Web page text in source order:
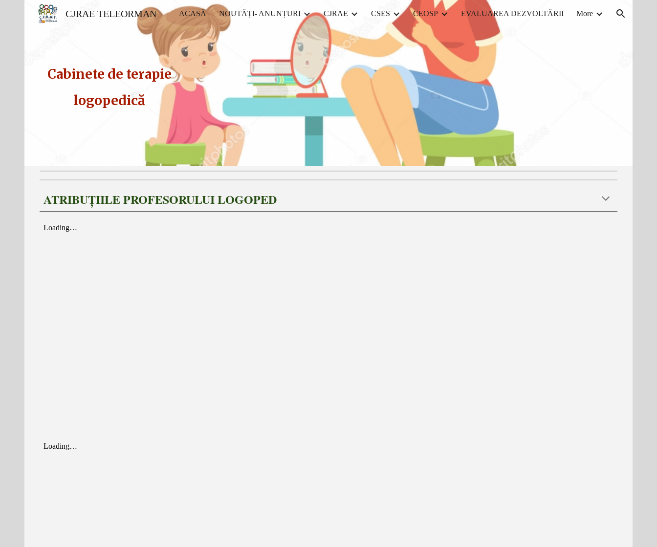
Skip to main content Skip to navigation
CJRAE TELEORMAN ACASĂ NOUTĂȚI- ANUNȚURI CJRAE CSES CEOSP EVALUAREA DEZVOLTĂRII More
Cabinete de terapie
logopedică
ATRIBUȚIILE PROFESORULUI LOGOPED